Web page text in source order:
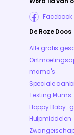
Facebook
De Roze Doos
Alle gratis
mama's
Speciale
Testing Mums
Happy Baby-
Hulpmiddelen